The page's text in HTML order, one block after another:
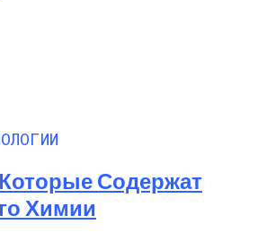
Содержат
Химии